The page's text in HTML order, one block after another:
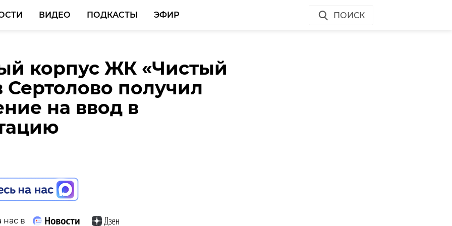
ВИДЕО ПОДКАСТЫ ЭФИР ПОИСК
корпус ЖК «Чистый
Сертолово получил
на ввод в
нас в
Петербурге и
нашли более сотни
времен войны
нас в
обработали места
на
нас в